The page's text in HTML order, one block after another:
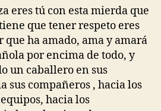
entrada
eres tú con esta mierda que
que tener respeto eres
que ha amado, ama y amará
por encima de todo, y
un caballero en sus
sus compañeros , hacia los
hacia los